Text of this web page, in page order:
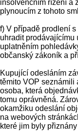
insolvenčním řízení a
plynoucím z tohoto
f) V případě prodlení
uhradit prodávajícímu
uplatněním
občanský zákoník a
Kupující odesláním
těmito VOP seznámili
osoba, která
tomu oprávněná.
okamžiku odeslání
na webových
které jim byly